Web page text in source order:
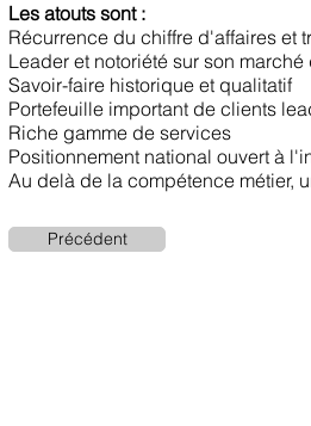
Les atouts sont :
Récurrence du chiffre d'affaires et
Leader et notoriété sur son
Savoir-faire historique et qualitatif
Portefeuille important de clients
Riche gamme de services
Positionnement national ouvert à
Au delà de la compétence métier,
Précédent